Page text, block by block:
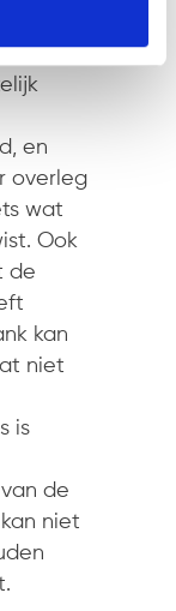
en
overleg
wat
Ook
de
kan
niet
is
de
kan niet